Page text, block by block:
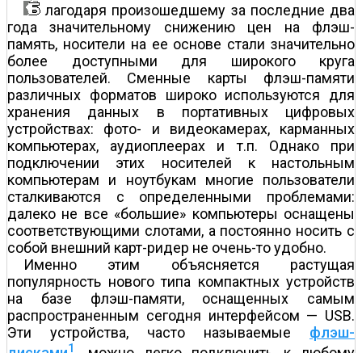
лагодаря произошедшему за последние два
года значительному снижению цен на флэш-
память, носители на ее основе стали значительно
более доступными для широкого круга
пользователей. Сменные карты флэш-памяти
различных форматов широко используются для
хранения данных в портативных цифровых
устройствах: фото- и видеокамерах, карманных
компьютерах, аудиоплеерах и т.п. Однако при
подключении этих носителей к настольным
компьютерам и ноутбукам многие пользователи
сталкиваются с определенными проблемами:
далеко не все «большие» компьютеры оснащены
соответствующими слотами, а постоянно носить с
собой внешний карт-ридер не очень-то удобно.
Именно этим объясняется растущая
популярность нового типа компактных устройств
на базе флэш-памяти, оснащенных самым
распространенным сегодня интерфейсом — USB.
Эти устройства, часто называемые флэш-
1